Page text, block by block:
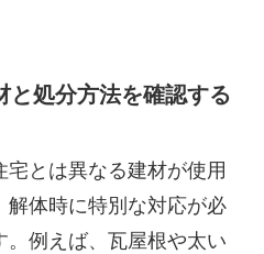
と処分方法を確認する
とは異なる建材が使用
解体時に特別な対応が必
例えば、瓦屋根や太い